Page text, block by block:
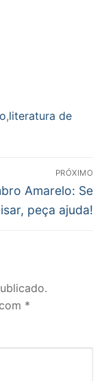
,literatura de
PRÓXIMO
Amarelo: Se
peça ajuda!
*